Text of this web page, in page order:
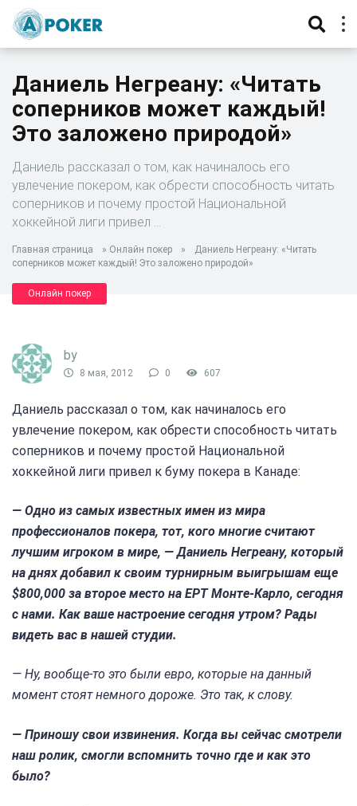
Даниель Негреану: «Читать
соперников может каждый!
Это заложено природой»
Даниель рассказал о том, как начиналось его
увлечение покером, как обрести способность читать
соперников и почему простой Национальной
хоккейной лиги привел …
Главная страница » Онлайн покер »
Даниель Негреану: «Читать
соперников может каждый! Это заложено природой»
Онлайн покер
by
8 мая, 2012 0 607
Даниель рассказал о том, как начиналось его
увлечение покером, как обрести способность читать
соперников и почему простой Национальной
хоккейной лиги привел к буму покера в Канаде:
— Одно из самых известных имен из мира
профессионалов покера, тот, кого многие считают
лучшим игроком в мире, — Даниель Негреану, который
на днях добавил к своим турнирным выигрышам еще
$800,000 за второе место на EPT Монте-Карло, сегодня
с нами. Как ваше настроение сегодня утром? Рады
видеть вас в нашей студии.
— Ну, вообще-то это были евро, которые на данный
момент стоят немного дороже. Это так, к слову.
— Приношу свои извинения. Когда вы сейчас смотрели
наш ролик, смогли вспомнить точно где и как это
было?